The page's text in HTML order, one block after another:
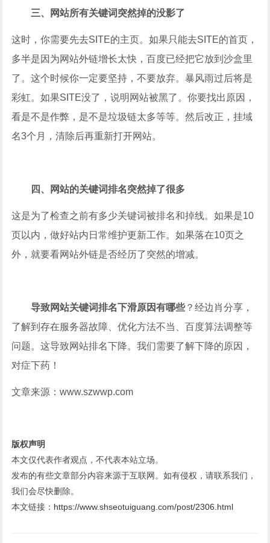
三、网站所有关键词突然掉的没影了
这时，你需要先去SITE的主页。如果只能去SITE的首页，
多半是因为网站外链增长太快，百度已经把它放到沙盒里
了。这个时候你一定要坚持，不要放弃。暴风雨过后将是
彩虹。如果SITE没了，说明网站被黑了。你要找出原因，
看是不是作弊，是不是垃圾链太多等等。然后改正，挂域
名3个月，清除后再重新打开网站。
四、网站的关键词排名突然掉了很多
这是为了检查之前有多少关键词被排名和掉线。如果是10
页以内，做好站内日常维护更新工作。如果落在10页之
外，就要看网站外链是否经历了突然的增减。
导致网站关键词排名下滑原因有哪些？经边肖分享，
了解到存在服务器故障、优化方法不当、百度算法调整等
问题。这导致网站排名下降。我们需要了解下降的原因，
对症下药！
文章来源：www.szwwp.com
版权声明
本文仅代表作者观点，不代表本站立场。
发布的有些文章部分内容来源于互联网。如有侵权，请联系我们，
我们会尽快删除。
本文链接： https://www.shseotuiguang.com/post/2306.html